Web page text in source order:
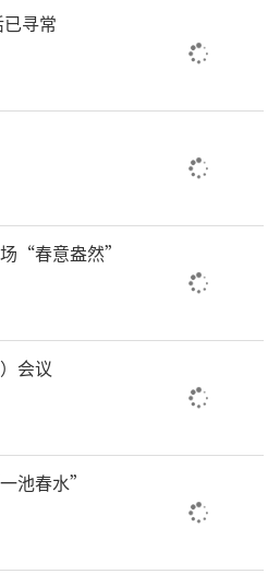
村和2741个提档升级村。
了98%的自然村，6.37
生态廊道建设的百里城
现代农业园区，也有文
康养村落，形成了“城
公共文化建设，开展移
风，不断提高乡村社会
理效能，乡村社会既充
多村庄的党支部书记、
城市的设计师、艺术
同制定自己家乡的发展
，又植入现代生活功
寻常
“春意盎然”
会议
池春水”